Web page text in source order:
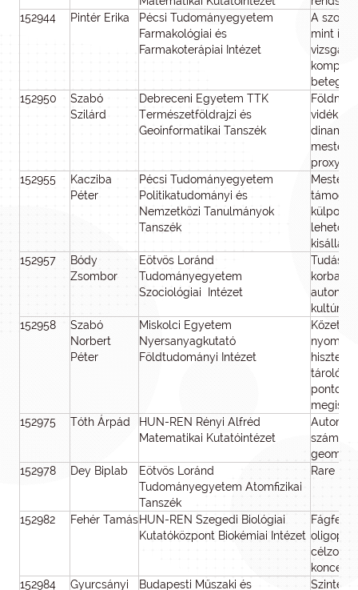
152944
Pintér Erika
Pécsi Tudományegyetem
Farmakológiai és
Farmakoterápiai Intézet
A
mint
152950
Szabó
Szilárd
Debreceni Egyetem TTK
Természetföldrajzi és
Geoinformatikai Tanszék
vidéki-
proxyk
152955
Kacziba
Péter
Pécsi Tudományegyetem
Politikatudományi és
Nemzetközi Tanulmányok
Tanszék
152957
Bódy
Zsombor
Eötvös Loránd
Tudományegyetem
Szociológiai Intézet
korban.
kultúra
152958
Szabó
Norbert
Péter
Miskolci Egyetem
Nyersanyagkutató
Földtudományi Intézet
152975
Tóth Árpád
HUN-REN Rényi Alfréd
Matematikai Kutatóintézet
152978
Dey Biplab
Eötvös Loránd
Tudományegyetem Atomfizikai
Tanszék
Rare
152982 Fehér TamásHUN-REN Szegedi Biológiai
Kutatóközpont Biokémiai Intézet
célzott
152984
Gyurcsányi
Budapesti Műszaki és